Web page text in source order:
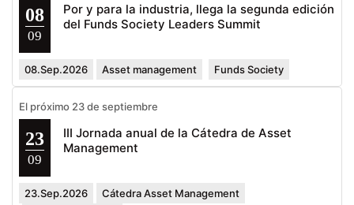
08
09
Por y para la industria, llega la segunda edición
del Funds Society Leaders Summit
08.Sep.2026 Asset management Funds Society
El próximo 23 de septiembre
23
09
III Jornada anual de la Cátedra de Asset
Management
23.Sep.2026
Cátedra Asset Management